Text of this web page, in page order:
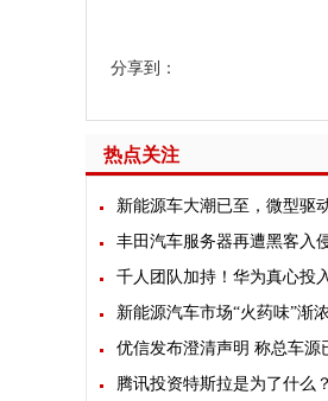
分享到：
热点关注
新能源车大潮已至，微型驱
丰田汽车服务器再遭黑客入
千人团队加持！华为真心投
新能源汽车市场“火药味”渐
优信发布澄清声明 称总车源
腾讯投资特斯拉是为了什么？